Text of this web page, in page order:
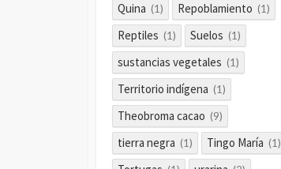
Quina (1) Repoblamiento (1)
Reptiles (1) Suelos (1)
sustancias vegetales (1)
Territorio indígena (1)
Theobroma cacao (9)
tierra negra (1) Tingo María (1)